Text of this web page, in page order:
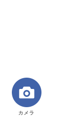
カメラ